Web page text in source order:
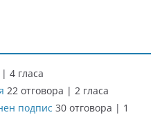
| 4 гласа
22 отговора | 2 гласа
подпис 30 отговора | 1